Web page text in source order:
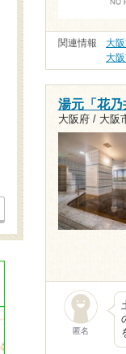
関連情報 大
大
湯元「花
大阪府 / 大阪
匿名